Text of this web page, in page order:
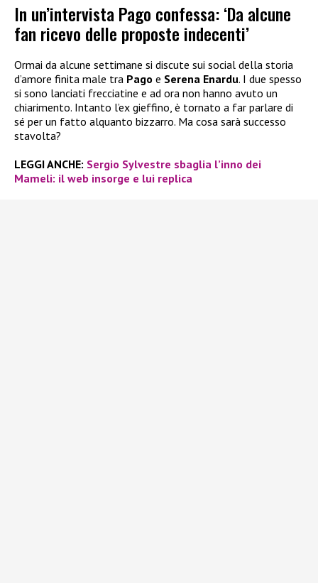
In un’intervista Pago confessa: ‘Da alcune
fan ricevo delle proposte indecenti’
Ormai da alcune settimane si discute sui social della storia
d’amore finita male tra Pago e Serena Enardu. I due spesso
si sono lanciati frecciatine e ad ora non hanno avuto un
chiarimento. Intanto l’ex gieffino, è tornato a far parlare di
sé per un fatto alquanto bizzarro. Ma cosa sarà successo
stavolta?
LEGGI ANCHE: Sergio Sylvestre sbaglia l’inno dei
Mameli: il web insorge e lui replica